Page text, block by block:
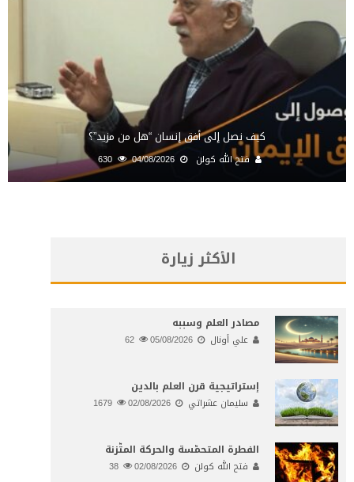
كيف نصل إلى أفق إنسان “هل من مزيد”؟
فتح الله كولن 04/08/2026
الأكثر زيارة
مصادر العلم وسببه
علي أونال 05/08/2026
إستراتيجية قرن العلم بالدين
سليمان عشراتي 02/08/2026
الفطرة المتحمّسة والحركة المتّزنة
فتح الله كولن 02/08/2026